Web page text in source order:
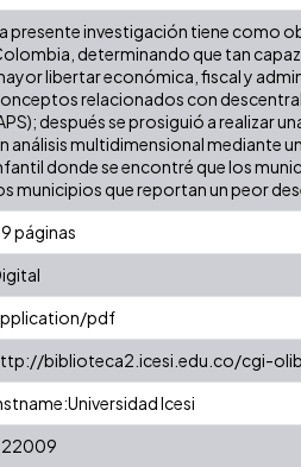
presente investigación tiene como
determinando que tan
libertar económica, fiscal y
relacionados con
después se prosiguió a realizar
análisis multidimensional mediante
donde se encontré que los
municipios que reportan un peor
páginas
pdf
biblioteca2.icesi.edu.co/cgi-
Icesi